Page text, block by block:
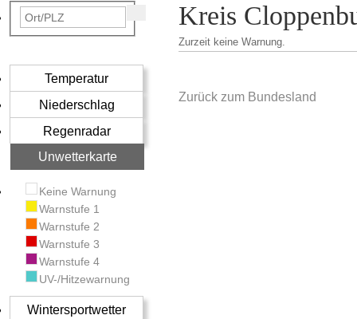
Temperatur
Niederschlag
Regenradar
Unwetterkarte
Keine Warnung
Warnstufe 1
Warnstufe 2
Warnstufe 3
Warnstufe 4
UV-/Hitzewarnung
Wintersportwetter
Kreis
Zurzeit keine Warnung.
Zurück zum Bundesland